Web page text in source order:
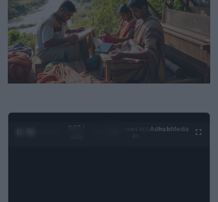
0:28 /
AdhubMedia